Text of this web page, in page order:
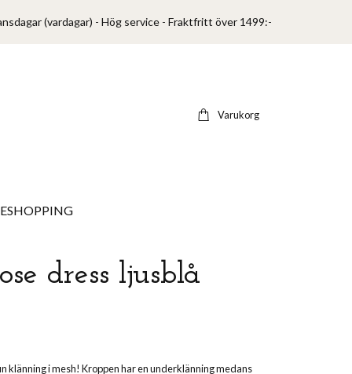
(vardagar) - Hög service - Fraktfritt över 1499:-
Varukorg
dress ljusblå
klänning i mesh! Kroppen har en underklänning medans